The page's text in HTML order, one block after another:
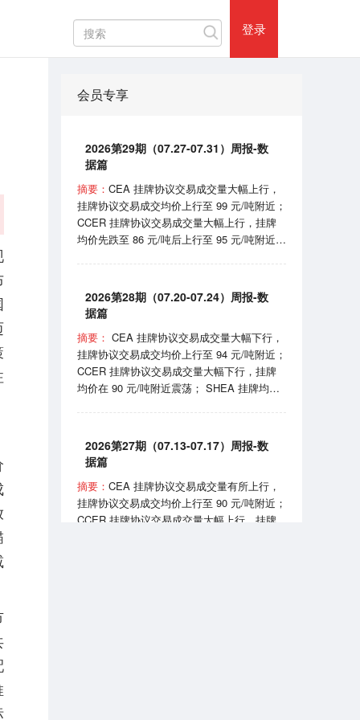
登录
会员专享
2026第29期（07.27-07.31）周报-数
据篇
摘要： CEA 挂牌协议交易成交量大幅上行，
挂牌协议交易成交均价上行至 99 元/吨附近；
CCER 挂牌协议交易成交量大幅上行，挂牌
均价先跌至 86 元/吨后上行至 95 元/吨附近；
挂牌均价在 38 元/吨附近浮动； BEA 线上成
交均价 102-105 元/吨区间波动。 7月31日，
国家机关事务管理局和国家发展和改革委员会
印发《“十五五”公共机构节能降碳工作方案》
的通知；8月1日，国家能源局宣布正式开始
实施《可再生能源消费最低比重目标和可再生
能源电力消纳责任权重制度实施办法》。
2026第28期（07.20-07.24）周报-数
据篇
摘要： CEA 挂牌协议交易成交量大幅下行，
挂牌协议交易成交均价上行至 94 元/吨附近；
CCER 挂牌协议交易成交量大幅下行，挂牌
均价在 90 元/吨附近震荡； SHEA 挂牌均价
元/吨附近浮动； BEA 线上成交均价 102-105
元/吨区间波动。 7月24日，国家能源局正式
发布全国性权威中国绿证价格指数；7月27
日，生态环境部发布《全国碳排放权交易市场
2025、2026 年度发电行业以及 2026 年度钢
铁、水泥、铝冶炼行业配额总量和分配方案
2026第27期（07.13-07.17）周报-数
据篇
摘要： CEA 挂牌协议交易成交量有所上行，
挂牌协议交易成交均价上行至 90 元/吨附近；
CCER 挂牌协议交易成交量大幅上行，挂牌